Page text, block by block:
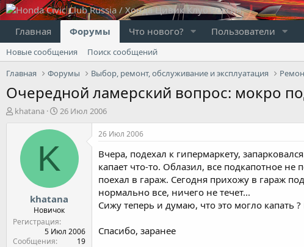
Главная Форумы Что нового? Пользователи
Новые сообщения
Поиск сообщений
Главная
Форумы Выбор, ремонт, обслуживание и эксплуатация
Очередной ламерский вопрос: мокро
А
khatana
Д
т
а
л
а
26 Июл 2006
K
khatana
Новичок
Регистрация
5 Июл 2006
Сообщения
19
26 Июл 2006
Вчера, подехал к гипермаркету,
капает что-то. Облазил, все подкапотное
поехал в гараж. Сегодня прихожу в гараж
нормально все, ничего не течет...
Сижу теперь и думаю, что это могло капать
Спасибо, заранее